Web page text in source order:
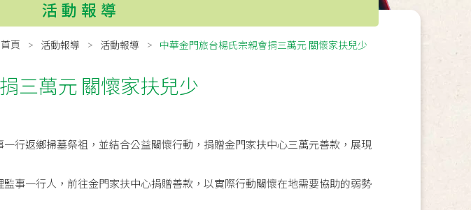
活動報導
首頁 活動報導 活動報導 中華金門旅台楊氏宗親會捐三萬元 關懷家扶兒少
三萬元 關懷家扶兒少
行返鄉掃墓祭祖，並結合公益關懷行動，捐贈金門家扶中心三萬元善款，展現
事一行人，前往金門家扶中心捐贈善款，以實際行動關懷在地需要協助的弱勢